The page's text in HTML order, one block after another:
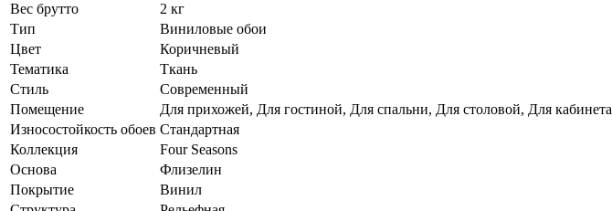
Вес брутто
2 кг
Тип
Виниловые обои
Цвет
Коричневый
Тематика
Ткань
Стиль
Современный
Помещение
Для прихожей, Для гостиной, Для спальни, Для столовой, Для кабинета
Износостойкость обоев Стандартная
Коллекция
Four Seasons
Основа
Флизелин
Покрытие
Винил